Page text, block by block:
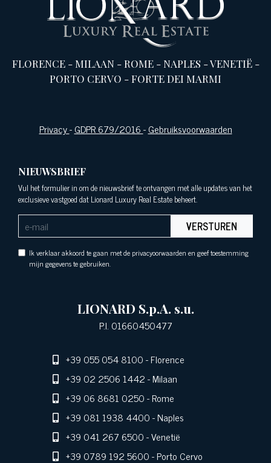
FLORENCE-MILAAN-ROME-NAPLES -VENETIË-
PORTO CERVO -FORTE DEI MARMI
Privacy-GDPR 679/2016-Gebruiksvoorwaarden
NIEUWSBRIEF
Vul het formulier in om de nieuwsbrief te ontvangen met alle updates van het
exclusieve vastgoed dat Lionard Luxury Real Estate beheert.
VERSTUREN
Ik verklaar akkoord te gaan met de privacyoorwaarden en geef toestemming
mijn gegevens te gebruiken.
LIONARD S.p.A. s.u.
P.I. 01660450477
+39 055 054 8100- Florence
+39 02 2506 1442- Milaan
+39 06 8681 0250- Rome
+39 081 1938 4400- Naples
+39 041 267 6500- Venetië
+39 0789 192 5600- Porto Cervo